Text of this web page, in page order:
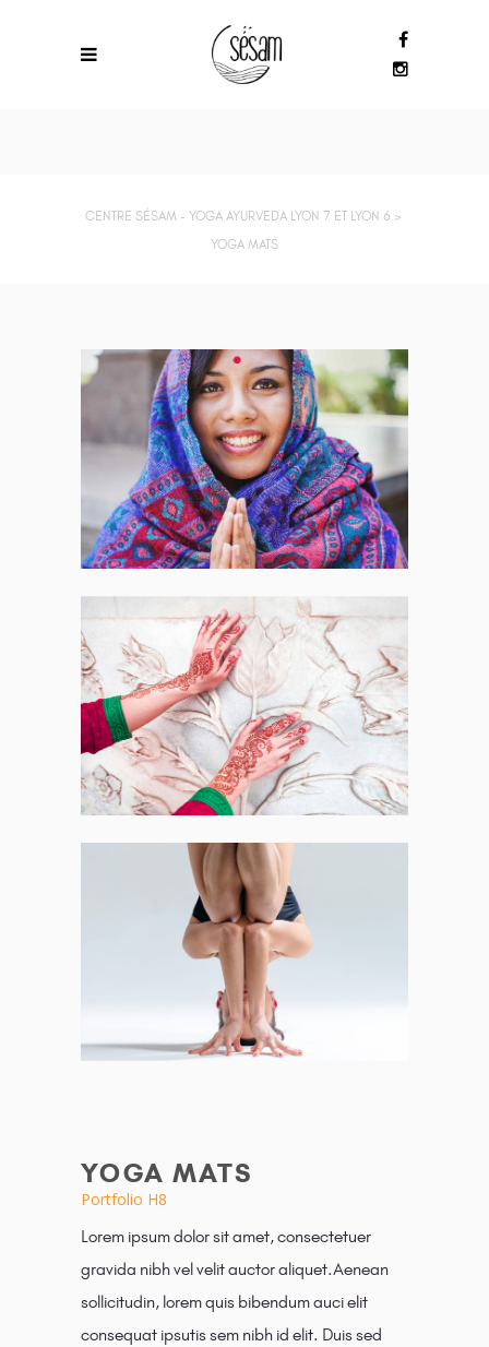
CENTRE SÉSAM - YOGA AYURVEDA LYON 7 ET LYON 6 >
YOGA MATS
YOGA MATS
Portfolio H8
Lorem ipsum dolor sit amet, consectetuer
gravida nibh vel velit auctor aliquet.Aenean
sollicitudin, lorem quis bibendum auci elit
consequat ipsutis sem nibh id elit. Duis sed